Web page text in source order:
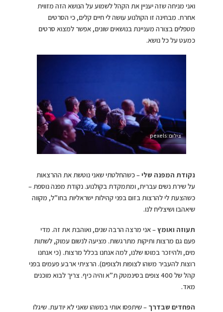
ואני מניחה שזה יעניין את הקהל לשמוע על הנושא הזה מזווית
אחרת. מבחינה זו הקולנוע עושה לי חיים קלים, כי הסרטים
מטפלים בצורה מעניינת בנושאים שונים, אפשר למצוא סרטים
כמעט על כל נושא.
צילום:pexels
נקודת המפנה שלי – כשהחלטתי שאני נוטשת את ההרצאות
על שירת נשים עברית, ומתמקדת בקולנוע. נקודת מפנה נוספת –
כשהצעת לי להרצות בזום בפני קהילות ישראליות בחו”ל, מקווה
שיאהבו ושיצליח לנו.
תעוזה ואומץ– אני מרצה הרבה שנים, ואוהבת את זה. מדי
פעם גם מרצות ותיקות מתרגשות. מציעה לנשום עמוק, לשתות
מים, ולהיזכר במוטו שלנו, למה אנחנו בכלל מרצות. (כי אנחנו
רוצות להעביר משהו לצופות ולצופים). הרציתי ארבע פעמים בפני
קהל של 400 צופים בסינמטק ת”א והיה כיף. צריך לבוא מוכנים
מאד.
הפחדים שבדרך – שיתפסו אותי במשהו שאני לא יודעת. שיגלו